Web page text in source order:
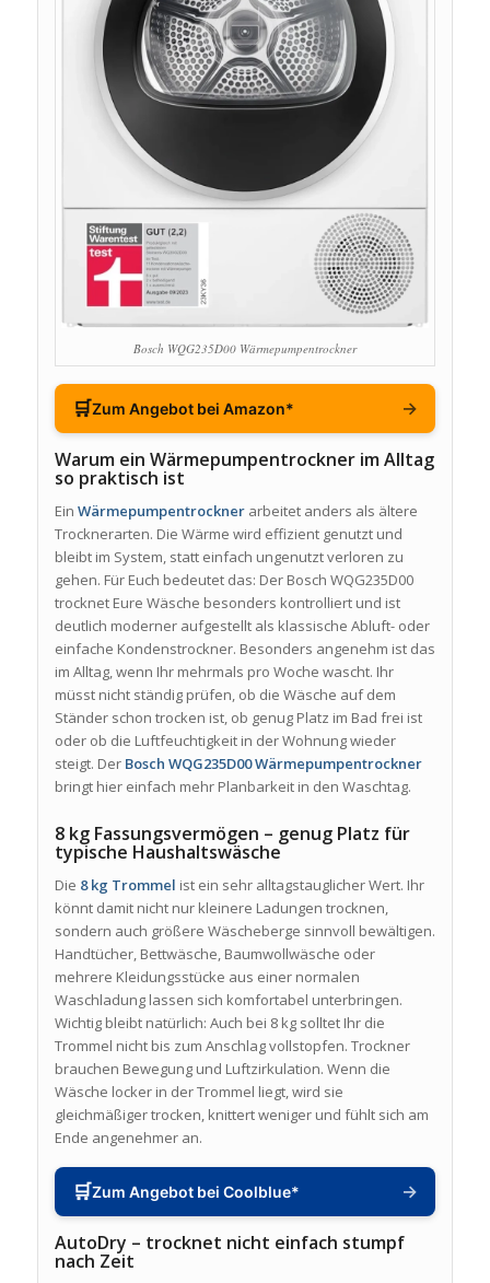
Bosch WQG235D00 Wärmepumpentrockner
🛒Zum Angebot bei Amazon* →
Warum ein Wärmepumpentrockner im Alltag
so praktisch ist
Ein Wärmepumpentrocknerarbeitet anders als ältere
Trocknerarten. Die Wärme wird effizient genutzt und
bleibt im System, statt einfach ungenutzt verloren zu
gehen. Für Euch bedeutet das: Der Bosch WQG235D00
trocknet Eure Wäsche besonders kontrolliert und ist
deutlich moderner aufgestellt als klassische Abluft- oder
einfache Kondenstrockner. Besonders angenehm ist das
im Alltag, wenn Ihr mehrmals pro Woche wascht. Ihr
müsst nicht ständig prüfen, ob die Wäsche auf dem
Ständer schon trocken ist, ob genug Platz im Bad frei ist
oder ob die Luftfeuchtigkeit in der Wohnung wieder
steigt. Der Bosch WQG235D00 Wärmepumpentrockner
bringt hier einfach mehr Planbarkeit in den Waschtag.
8 kg Fassungsvermögen – genug Platz für
typische Haushaltswäsche
Die 8 kg Trommel ist ein sehr alltagstauglicher Wert. Ihr
könnt damit nicht nur kleinere Ladungen trocknen,
sondern auch größere Wäscheberge sinnvoll bewältigen.
Handtücher, Bettwäsche, Baumwollwäsche oder
mehrere Kleidungsstücke aus einer normalen
Waschladung lassen sich komfortabel unterbringen.
Wichtig bleibt natürlich: Auch bei 8 kg solltet Ihr die
Trommel nicht bis zum Anschlag vollstopfen. Trockner
brauchen Bewegung und Luftzirkulation. Wenn die
Wäsche locker in der Trommel liegt, wird sie
gleichmäßiger trocken, knittert weniger und fühlt sich am
Ende angenehmer an.
🛒Zum Angebot bei Coolblue* →
AutoDry – trocknet nicht einfach stumpf
nach Zeit